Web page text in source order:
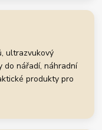
ultrazvukový
do nářadí, náhradní
produkty pro